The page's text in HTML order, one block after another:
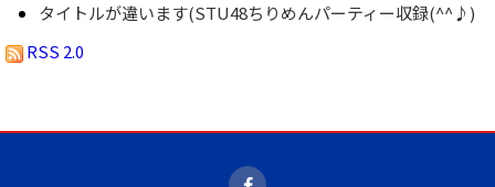
タイトルが違います(STU48ちりめんパーティー収録(^^♪)
RSS 2.0